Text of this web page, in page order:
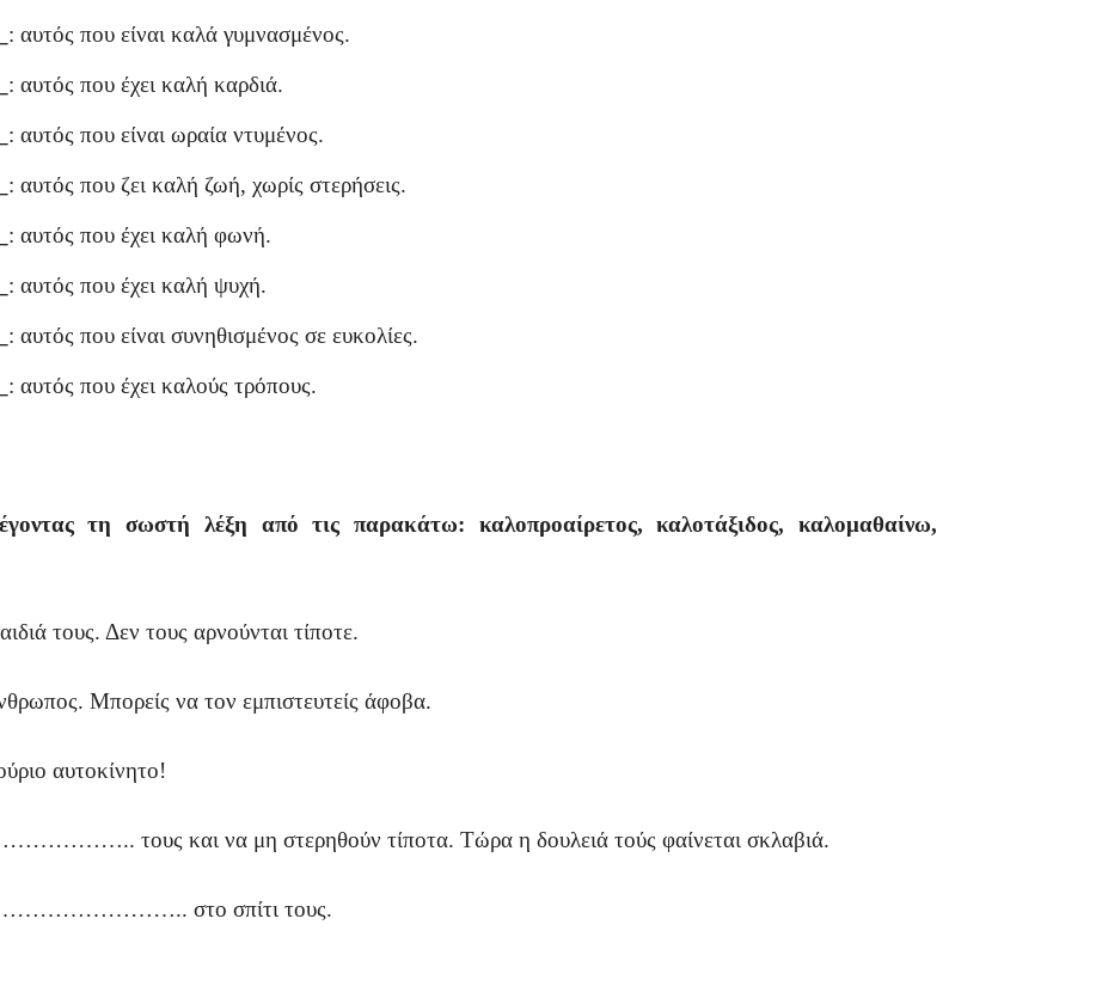
: αυτός που είναι καλά γυμνασμένος.
: αυτός που έχει καλή καρδιά.
: αυτός που είναι ωραία ντυμένος.
: αυτός που ζει καλή ζωή, χωρίς στερήσεις.
: αυτός που έχει καλή φωνή.
: αυτός που έχει καλή ψυχή.
: αυτός που είναι συνηθισμένος σε ευκολίες.
: αυτός που έχει καλούς τρόπους.
τη σωστή λέξη από τις παρακάτω:
καλοπροαίρετος, καλοτάξιδος, καλομαθαίνω,
Δεν τους αρνούνται τίποτε.
Μπορείς να τον εμπιστευτείς άφοβα.
αυτοκίνητο!
τους και να μη στερηθούν τίποτα. Τώρα η δουλειά τούς φαίνεται σκλαβιά.
στο σπίτι τους.